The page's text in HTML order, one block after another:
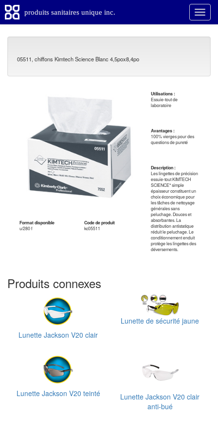
produits sanitaires unique inc.
05511, chiffons Kimtech Science Blanc 4,5pox8,4po
Format disponible
Code de produit
u/280 f
kc05511
Utilisations :
Essuie-tout de
laboratoire
Avantages :
100% vierges pour des
questions de pureté
Description :
Les lingettes de précision
essuie-tout KIMTECH
SCIENCE* simple
épaisseur constituent un
choix économique pour
les tâches de nettoyage
générales sans
peluchage. Douces et
absorbantes. La
distribution antistatique
réduit le peluchage. Le
conditionnement enduit
protège les lingettes des
déversements.
Produits connexes
Lunette Jackson V20 clair
Lunette de sécurité jaune
Lunette Jackson V20 teinté
Lunette Jackson V20 clair
anti-bué